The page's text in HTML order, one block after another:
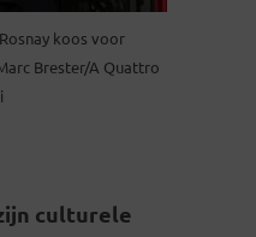
koos voor
Brester/A Quattro
culturele